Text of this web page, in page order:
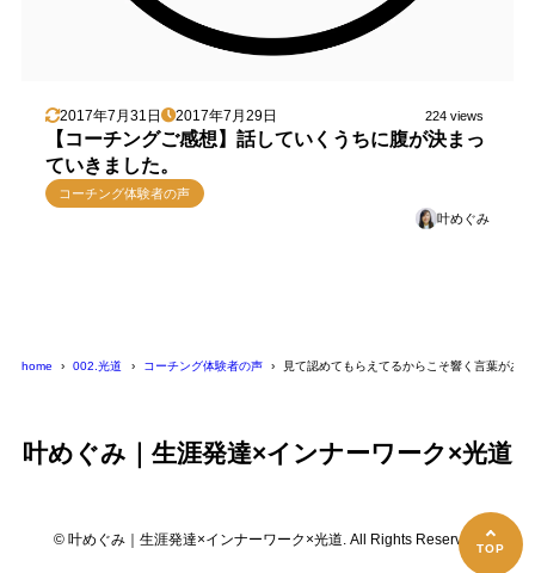
2017年7月31日 2017年7月29日 224 views
【コーチングご感想】話していくうちに腹が決まっ
ていきました。
コーチング体験者の声
叶めぐみ
home 002.光道 コーチング体験者の声 見て認めてもらえてるからこそ響く言葉がある
叶めぐみ｜生涯発達×インナーワーク×光道
© 叶めぐみ｜生涯発達×インナーワーク×光道. All Rights Reserved.